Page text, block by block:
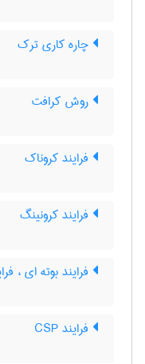
چاره کاری ترک
روش کرافت
فرایند کروناک
فرایند کرونینگ
فرایند بوته ای ،
فرایند CSP